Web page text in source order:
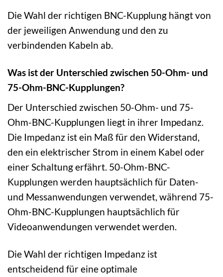
Die Wahl der richtigen BNC-Kupplung hängt von
der jeweiligen Anwendung und den zu
verbindenden Kabeln ab.
Was ist der Unterschied zwischen 50-Ohm- und
75-Ohm-BNC-Kupplungen?
Der Unterschied zwischen 50-Ohm- und 75-
Ohm-BNC-Kupplungen liegt in ihrer Impedanz.
Die Impedanz ist ein Maß für den Widerstand,
den ein elektrischer Strom in einem Kabel oder
einer Schaltung erfährt. 50-Ohm-BNC-
Kupplungen werden hauptsächlich für Daten-
und Messanwendungen verwendet, während 75-
Ohm-BNC-Kupplungen hauptsächlich für
Videoanwendungen verwendet werden.
Die Wahl der richtigen Impedanz ist
entscheidend für eine optimale